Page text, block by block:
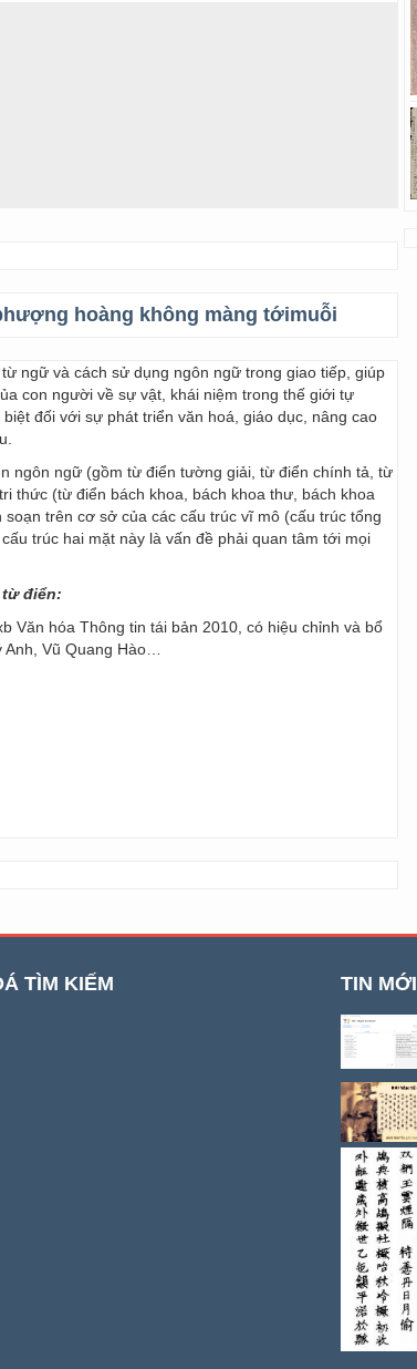
hoàng không màng tớimuỗi
ngữ và cách sử dụng ngôn ngữ trong giao tiếp, giúp
con người về sự vật, khái niệm trong thế giới tự
đối với sự phát triển văn hoá, giáo dục, nâng cao
ngôn ngữ (gồm từ điển tường giải, từ điển chính tả, từ
thức (từ điển bách khoa, bách khoa thư, bách khoa
trên cơ sở của các cấu trúc vĩ mô (cấu trúc tổng
trúc hai mặt này là vấn đề phải quan tâm tới mọi
điển:
Văn hóa Thông tin tái bản 2010, có hiệu chỉnh và bổ
Vũ Quang Hào…
TÌM KIẾM TIN MỚI